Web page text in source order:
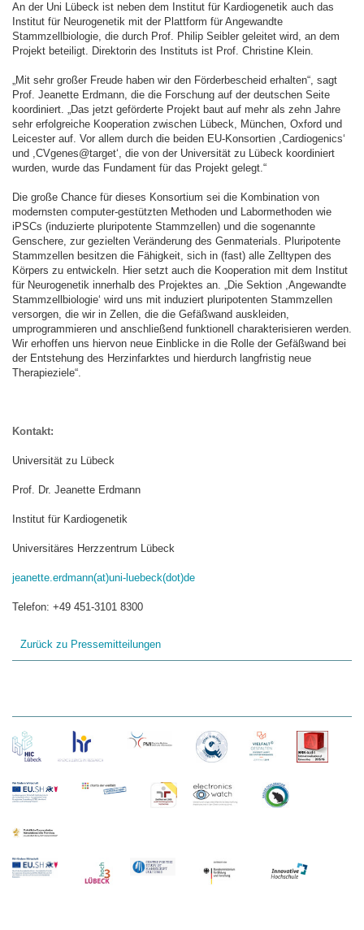
An der Uni Lübeck ist neben dem Institut für Kardiogenetik auch das
Institut für Neurogenetik mit der Plattform für Angewandte
Stammzellbiologie, die durch Prof. Philip Seibler geleitet wird, an dem
Projekt beteiligt. Direktorin des Instituts ist Prof. Christine Klein.
„Mit sehr großer Freude haben wir den Förderbescheid erhalten“, sagt
Prof. Jeanette Erdmann, die die Forschung auf der deutschen Seite
koordiniert. „Das jetzt geförderte Projekt baut auf mehr als zehn Jahre
sehr erfolgreiche Kooperation zwischen Lübeck, München, Oxford und
Leicester auf. Vor allem durch die beiden EU-Konsortien ,Cardiogenics‘
und ,CVgenes@target‘, die von der Universität zu Lübeck koordiniert
wurden, wurde das Fundament für das Projekt gelegt.“
Die große Chance für dieses Konsortium sei die Kombination von
modernsten computer-gestützten Methoden und Labormethoden wie
iPSCs (induzierte pluripotente Stammzellen) und die sogenannte
Genschere, zur gezielten Veränderung des Genmaterials. Pluripotente
Stammzellen besitzen die Fähigkeit, sich in (fast) alle Zelltypen des
Körpers zu entwickeln. Hier setzt auch die Kooperation mit dem Institut
für Neurogenetik innerhalb des Projektes an. „Die Sektion ,Angewandte
Stammzellbiologie‘ wird uns mit induziert pluripotenten Stammzellen
versorgen, die wir in Zellen, die die Gefäßwand auskleiden,
umprogrammieren und anschließend funktionell charakterisieren werden.
Wir erhoffen uns hiervon neue Einblicke in die Rolle der Gefäßwand bei
der Entstehung des Herzinfarktes und hierdurch langfristig neue
Therapieziele“.
Kontakt:
Universität zu Lübeck
Prof. Dr. Jeanette Erdmann
Institut für Kardiogenetik
Universitäres Herzzentrum Lübeck
jeanette.erdmann(at)uni-luebeck(dot)de
Telefon: +49 451-3101 8300
Zurück zu Pressemitteilungen